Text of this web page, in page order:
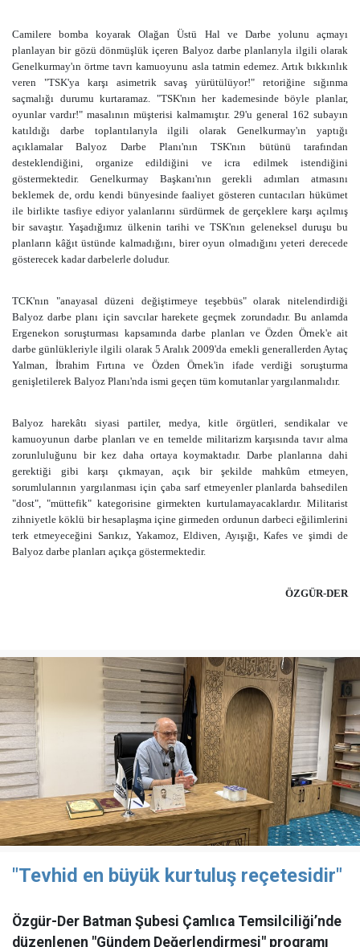
Camilere bomba koyarak Olağan Üstü Hal ve Darbe yolunu açmayı
planlayan bir gözü dönmüşlük içeren Balyoz darbe planlarıyla ilgili olarak
Genelkurmay'ın örtme tavrı kamuoyunu asla tatmin edemez. Artık bıkkınlık
veren "TSK'ya karşı asimetrik savaş yürütülüyor!" retoriğine sığınma
saçmalığı durumu kurtaramaz. "TSK'nın her kademesinde böyle planlar,
oyunlar vardır!" masalının müşterisi kalmamıştır. 29'u general 162 subayın
katıldığı darbe toplantılarıyla ilgili olarak Genelkurmay'ın yaptığı
açıklamalar Balyoz Darbe Planı'nın TSK'nın bütünü tarafından
desteklendiğini, organize edildiğini ve icra edilmek istendiğini
göstermektedir. Genelkurmay Başkanı'nın gerekli adımları atmasını
beklemek de, ordu kendi bünyesinde faaliyet gösteren cuntacıları hükümet
ile birlikte tasfiye ediyor yalanlarını sürdürmek de gerçeklere karşı açılmış
bir savaştır. Yaşadığımız ülkenin tarihi ve TSK'nın geleneksel duruşu bu
planların kâğıt üstünde kalmadığını, birer oyun olmadığını yeteri derecede
gösterecek kadar darbelerle doludur.
TCK'nın "anayasal düzeni değiştirmeye teşebbüs" olarak nitelendirdiği
Balyoz darbe planı için savcılar harekete geçmek zorundadır. Bu anlamda
Ergenekon soruşturması kapsamında darbe planları ve Özden Örnek'e ait
darbe günlükleriyle ilgili olarak 5 Aralık 2009'da emekli generallerden Aytaç
Yalman, İbrahim Fırtına ve Özden Örnek'in ifade verdiği soruşturma
genişletilerek Balyoz Planı'nda ismi geçen tüm komutanlar yargılanmalıdır.
Balyoz harekâtı siyasi partiler, medya, kitle örgütleri, sendikalar ve
kamuoyunun darbe planları ve en temelde militarizm karşısında tavır alma
zorunluluğunu bir kez daha ortaya koymaktadır. Darbe planlarına dahi
gerektiği gibi karşı çıkmayan, açık bir şekilde mahkûm etmeyen,
sorumlularının yargılanması için çaba sarf etmeyenler planlarda bahsedilen
"dost", "müttefik" kategorisine girmekten kurtulamayacaklardır. Militarist
zihniyetle köklü bir hesaplaşma içine girmeden ordunun darbeci eğilimlerini
terk etmeyeceğini Sarıkız, Yakamoz, Eldiven, Ayışığı, Kafes ve şimdi de
Balyoz darbe planları açıkça göstermektedir.
ÖZGÜR-DER
"Tevhid en büyük kurtuluş reçetesidir"
Özgür-Der Batman Şubesi Çamlıca Temsilciliği’nde
düzenlenen "Gündem Değerlendirmesi" programı